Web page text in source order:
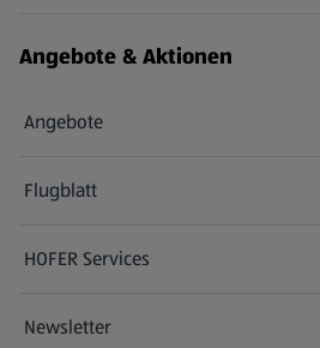
Angebote & Aktionen
Angebote
Flugblatt
HOFER Services
Newsletter